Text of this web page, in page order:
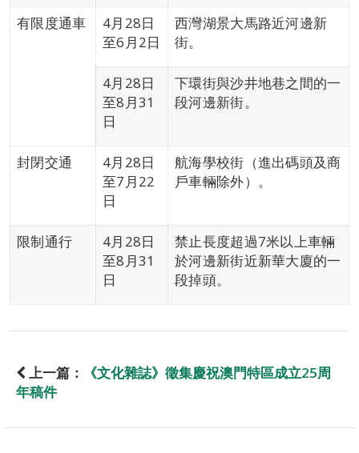
有限度通車
4月28日
至6月2日
西灣湖景大馬路近河邊新
街。
4月28日
至8月31
日
下環街與沙井地巷之間的一
段河邊新街。
封閉交通
4月28日
至7月22
日
航海學校街（進出碼頭及商
戶車輛除外）。
限制通行
4月28日
至8月31
日
禁止長度超過7米以上車輛
於河邊新街近新華大廈的一
段掉頭。
上一篇：
《文化雜誌》徵集慶祝澳門特區成立25周
年稿件